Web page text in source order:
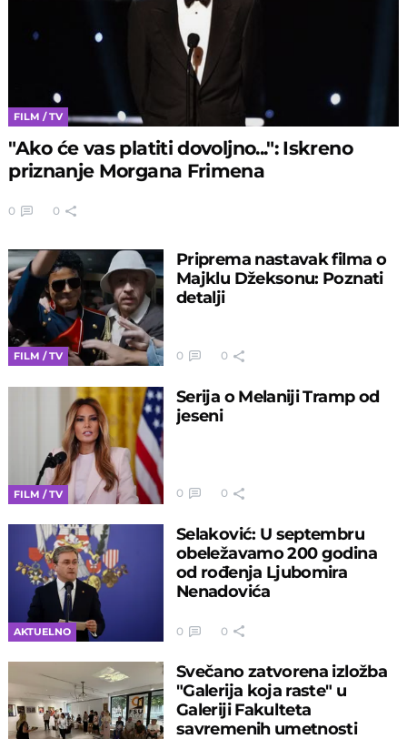
FILM / TV
"Ako će vas platiti dovoljno...": Iskreno
priznanje Morgana Frimena
0 0
FILM / TV
Priprema nastavak filma o
Majklu Džeksonu: Poznati
detalji
0 0
FILM / TV
Serija o Melaniji Tramp od
jeseni
0 0
AKTUELNO
Selaković: U septembru
obeležavamo 200 godina
od rođenja Ljubomira
Nenadovića
0 0
Svečano zatvorena izložba
"Galerija koja raste" u
Galeriji Fakulteta
savremenih umetnosti